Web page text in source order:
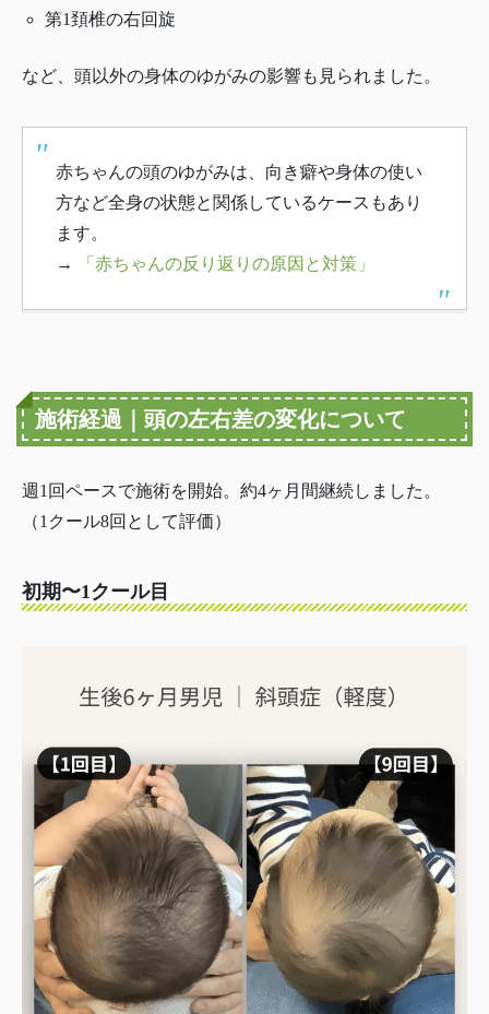
第1頚椎の右回旋
など、頭以外の身体のゆがみの影響も見られました。
赤ちゃんの頭のゆがみは、向き癖や身体の使い
方など全身の状態と関係しているケースもあり
ます。
→
「赤ちゃんの反り返りの原因と対策」
施術経過｜頭の左右差の変化について
週1回ペースで施術を開始。約4ヶ月間継続しました。
（1クール8回として評価）
初期〜1クール目